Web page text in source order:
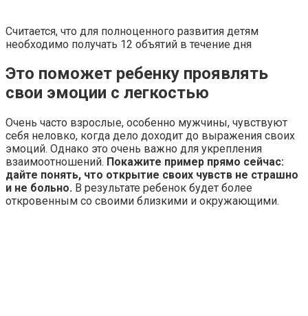
Считается, что для полноценного развития детям
необходимо получать 12 объятий в течение дня
Это поможет ребенку проявлять
свои эмоции с легкостью
Очень часто взрослые, особенно мужчины, чувствуют
себя неловко, когда дело доходит до выражения своих
эмоций. Однако это очень важно для укрепления
взаимоотношений. Покажите пример прямо сейчас:
дайте понять, что открытие своих чувств не страшно
и не больно. В результате ребенок будет более
откровенным со своими близкими и окружающими.